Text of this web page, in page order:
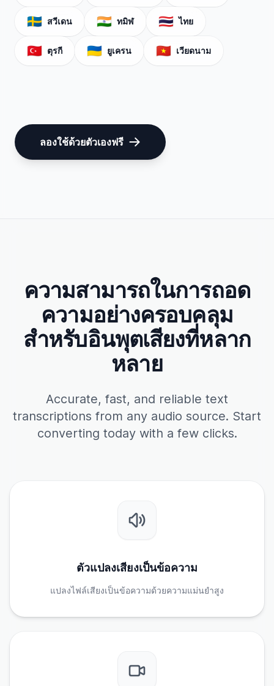
🇸🇪 สวีเดน 🇮🇳 ทมิฬ 🇹🇭 ไทย
🇹🇷 ตุรกี 🇺🇦 ยูเครน 🇻🇳 เวียดนาม
ลองใช้ด้วยตัวเองฟรี
ความสามารถในการถอด
ความอย่างครอบคลุม
สำหรับอินพุตเสียงที่หลาก
หลาย
Accurate, fast, and reliable text
transcriptions from any audio source. Start
converting today with a few clicks.
ตัวแปลงเสียงเป็นข้อความ
แปลงไฟล์เสียงเป็นข้อความด้วยความแม่นยำสูง